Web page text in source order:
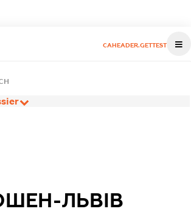
CAHEADER.GETTEST
ЛЬВІВ